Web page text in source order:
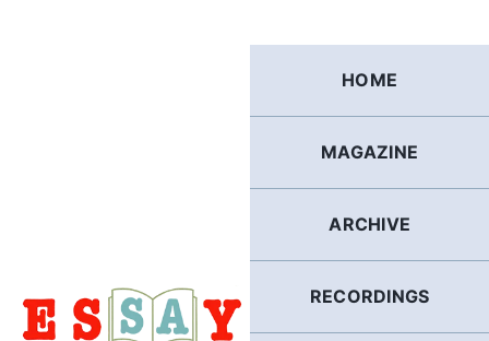
HOME
MAGAZINE
ARCHIVE
RECORDINGS